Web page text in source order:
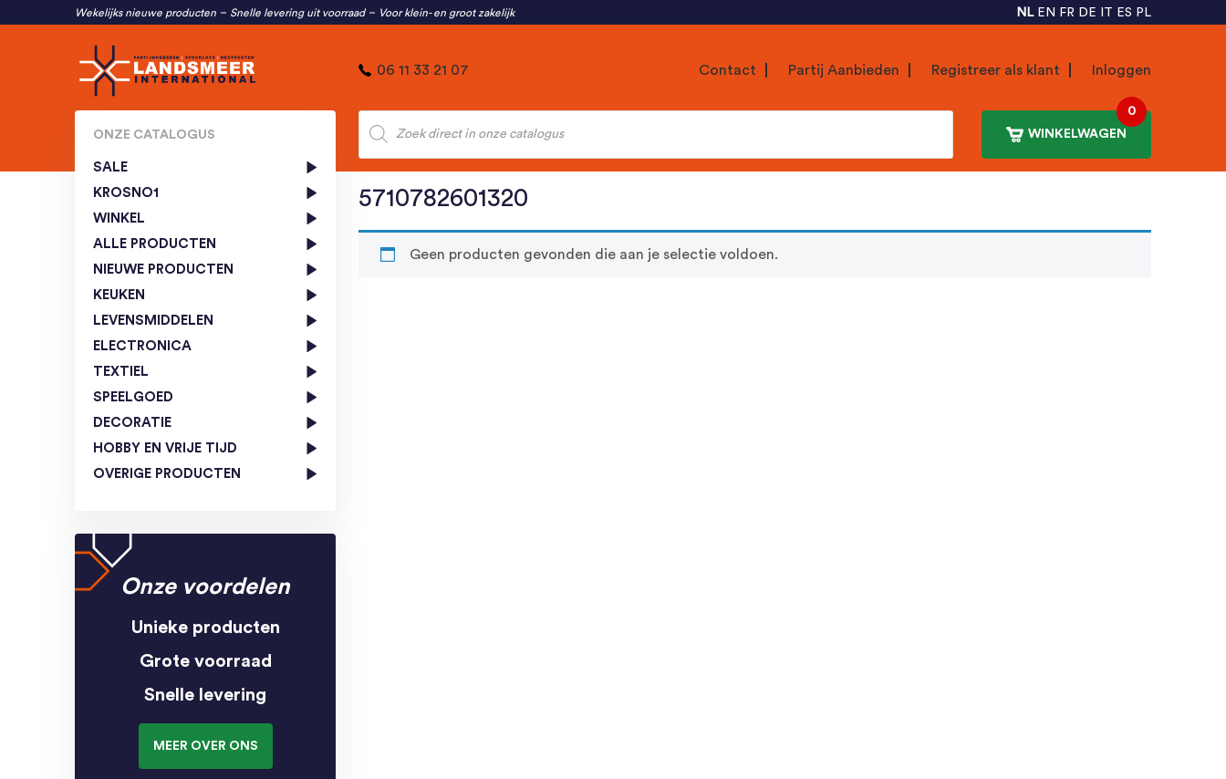
Wekelijks nieuwe producten Snelle levering uit voorraad Voor klein- en groot zakelijk NL EN FR DE IT ES PL
06 11 33 21 07 Contact Partij Aanbieden Registreer als klant Inloggen
Producten
zoeken
WINKELWAGEN
0
ONZE CATALOGUS
SALE
KROSNO1
WINKEL
ALLE PRODUCTEN
NIEUWE PRODUCTEN
KEUKEN
LEVENSMIDDELEN
ELECTRONICA
TEXTIEL
SPEELGOED
DECORATIE
HOBBY EN VRIJE TIJD
OVERIGE PRODUCTEN
Onze voordelen
Unieke producten
Grote voorraad
Snelle levering
MEER OVER ONS
5710782601320
Geen producten gevonden die aan je selectie voldoen.